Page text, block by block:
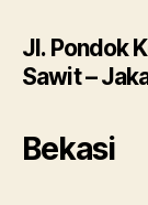
Jl. Pondok
Sawit –
Bekasi